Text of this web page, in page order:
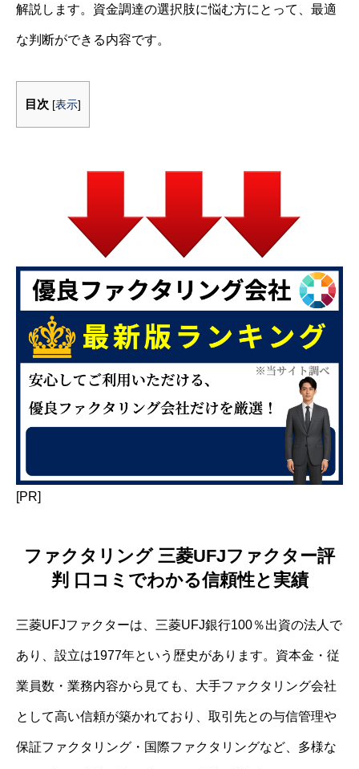
解説します。資金調達の選択肢に悩む方にとって、最適
な判断ができる内容です。
目次 [表示]
[PR]
ファクタリング 三菱UFJファクター評
判 口コミでわかる信頼性と実績
三菱UFJファクターは、三菱UFJ銀行100％出資の法人で
あり、設立は1977年という歴史があります。資本金・従
業員数・業務内容から見ても、大手ファクタリング会社
として高い信頼が築かれており、取引先との与信管理や
保証ファクタリング・国際ファクタリングなど、多様な